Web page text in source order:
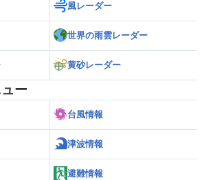
風レーダー
世界の雨雲レーダー
黄砂レーダー
ー
台風情報
津波情報
避難情報